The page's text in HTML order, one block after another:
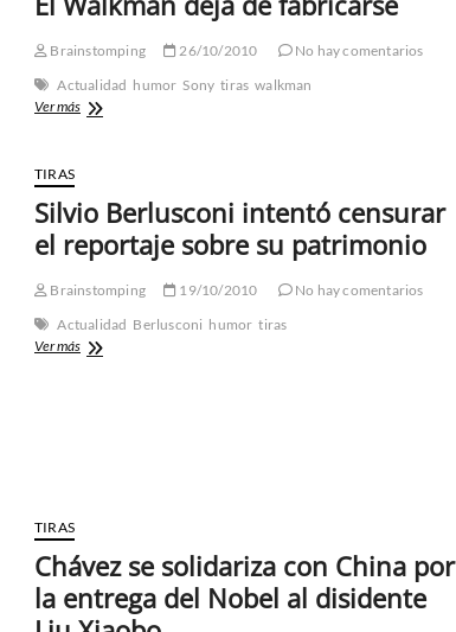
Brainstomping 26/10/2010
No hay comentarios
Actualidad humor Sony tiras walkman
Ver másEl
TIRAS
Silvio Berlusconi intentó censurar
el reportaje sobre su patrimonio
Brainstomping 19/10/2010
No hay comentarios
Actualidad Berlusconi humor tiras
Ver másSilvio
TIRAS
Chávez se solidariza con China por
la entrega del Nobel al disidente